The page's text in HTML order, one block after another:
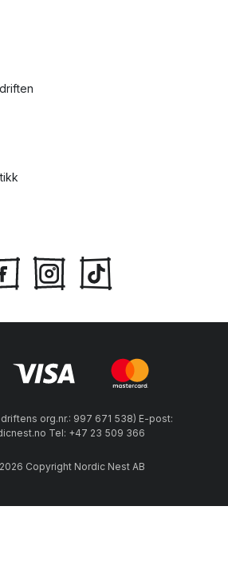
org.nr.: 997 671 538) E-post:
Tel: +47 23 509 366
Copyright Nordic Nest AB